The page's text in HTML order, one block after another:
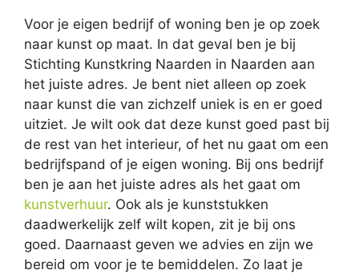
Voor je eigen bedrijf of woning ben je op zoek
naar kunst op maat. In dat geval ben je bij
Stichting Kunstkring Naarden in Naarden aan
het juiste adres. Je bent niet alleen op zoek
naar kunst die van zichzelf uniek is en er goed
uitziet. Je wilt ook dat deze kunst goed past bij
de rest van het interieur, of het nu gaat om een
bedrijfspand of je eigen woning. Bij ons bedrijf
ben je aan het juiste adres als het gaat om
kunstverhuur. Ook als je kunststukken
daadwerkelijk zelf wilt kopen, zit je bij ons
goed. Daarnaast geven we advies en zijn we
bereid om voor je te bemiddelen. Zo laat je